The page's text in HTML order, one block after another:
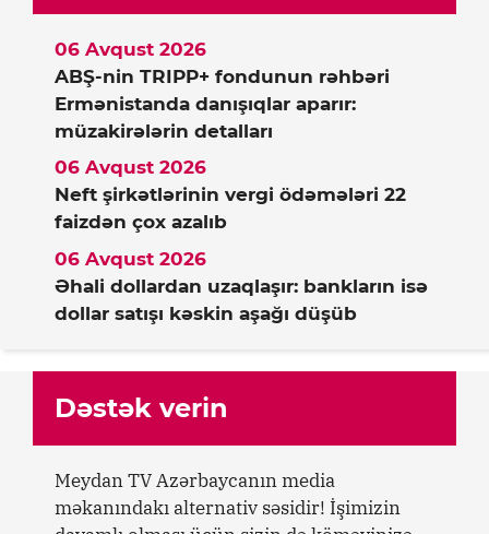
ABŞ-nin TRIPP+ fondunun rəhbəri
Ermənistanda danışıqlar aparır:
müzakirələrin detalları
06 Avqust 2026
Neft şirkətlərinin vergi ödəmələri 22
faizdən çox azalıb
06 Avqust 2026
Əhali dollardan uzaqlaşır: bankların isə
dollar satışı kəskin aşağı düşüb
06 Avqust 2026
Dəstək verin
Meydan TV Azərbaycanın media
məkanındakı alternativ səsidir! İşimizin